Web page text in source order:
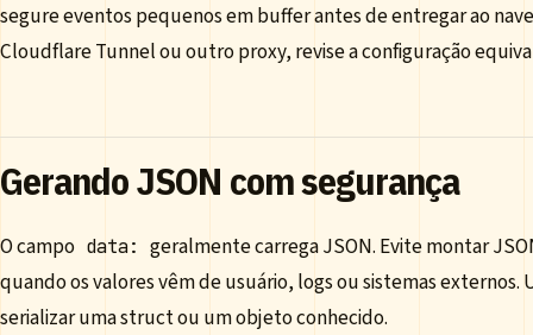
segure eventos pequenos em buffer antes de entregar ao
Cloudflare Tunnel ou outro proxy, revise a configuração
Gerando JSON com segurança
O campo data: geralmente carrega JSON. Evite montar
quando os valores vêm de usuário, logs ou sistemas externos.
serializar uma struct ou um objeto conhecido.